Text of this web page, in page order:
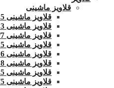
قلاویز ماشینی
قلاویز ماشینی 2.5 میلیمتر
قلاویز ماشینی 3×0/5 میلیمتر.اسکا
قلاویز ماشینی 4X0/7 میلیمتر اسکا
قلاویز ماشینی 5×0/8 میلیمتر اسکا
قلاویز ماشینی 6×1 میلیمتر اسکا
قلاویز ماشینی 8×1.25 میلیمتر .اسکا
قلاویز ماشینی 10X1.5 میلیمتر .اسکا
قلاویز ماشینی 12X1.75 میلیمتر اسکا